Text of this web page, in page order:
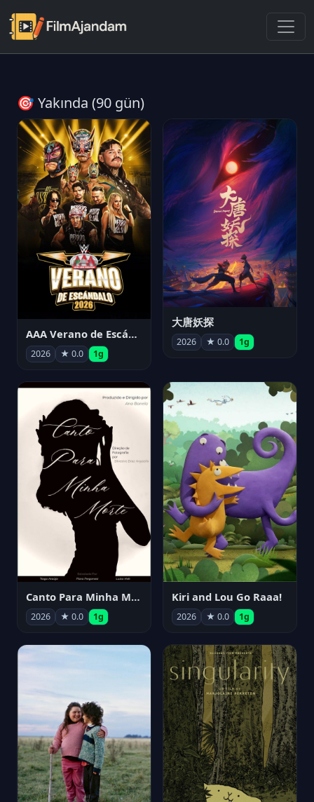
🎯 Yakında (90 gün)
AAA Verano de Escándalo 2026 - Week 3
2026 ★ 0.0 1g
大唐妖探
2026 ★ 0.0 1g
Canto Para Minha Morte
2026 ★ 0.0 1g
Kiri and Lou Go Raaa!
2026 ★ 0.0 1g